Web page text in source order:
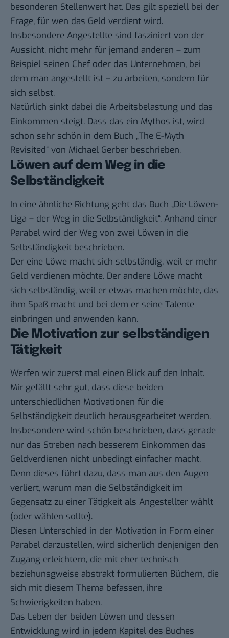
besonderen Stellenwert hat. Das gilt speziell bei der
Frage, für wen das Geld verdient wird.
Insbesondere Angestellte sind fasziniert von der
Aussicht, nicht mehr für jemand anderen – zum
Beispiel seinen Chef oder das Unternehmen, bei
dem man angestellt ist – zu arbeiten, sondern für
sich selbst.
Natürlich sinkt dabei die Arbeitsbelastung und das
Einkommen steigt. Dass das ein Mythos ist, wird
schon sehr schön in dem Buch „The E-Myth
Revisited“ von Michael Gerber beschrieben.
Löwen auf dem Weg in die
Selbständigkeit
In eine ähnliche Richtung geht das Buch „Die Löwen-
Liga – der Weg in die Selbständigkeit“. Anhand einer
Parabel wird der Weg von zwei Löwen in die
Selbständigkeit beschrieben.
Der eine Löwe macht sich selbständig, weil er mehr
Geld verdienen möchte. Der andere Löwe macht
sich selbständig, weil er etwas machen möchte, das
ihm Spaß macht und bei dem er seine Talente
einbringen und anwenden kann.
Die Motivation zur selbständigen
Tätigkeit
Werfen wir zuerst mal einen Blick auf den Inhalt.
Mir gefällt sehr gut, dass diese beiden
unterschiedlichen Motivationen für die
Selbständigkeit deutlich herausgearbeitet werden.
Insbesondere wird schön beschrieben, dass gerade
nur das Streben nach besserem Einkommen das
Geldverdienen nicht unbedingt einfacher macht.
Denn dieses führt dazu, dass man aus den Augen
verliert, warum man die Selbständigkeit im
Gegensatz zu einer Tätigkeit als Angestellter wählt
(oder wählen sollte).
Diesen Unterschied in der Motivation in Form einer
Parabel darzustellen, wird sicherlich denjenigen den
Zugang erleichtern, die mit eher technisch
beziehunsgweise abstrakt formulierten Büchern, die
sich mit diesem Thema befassen, ihre
Schwierigkeiten haben.
Das Leben der beiden Löwen und dessen
Entwicklung wird in jedem Kapitel des Buches